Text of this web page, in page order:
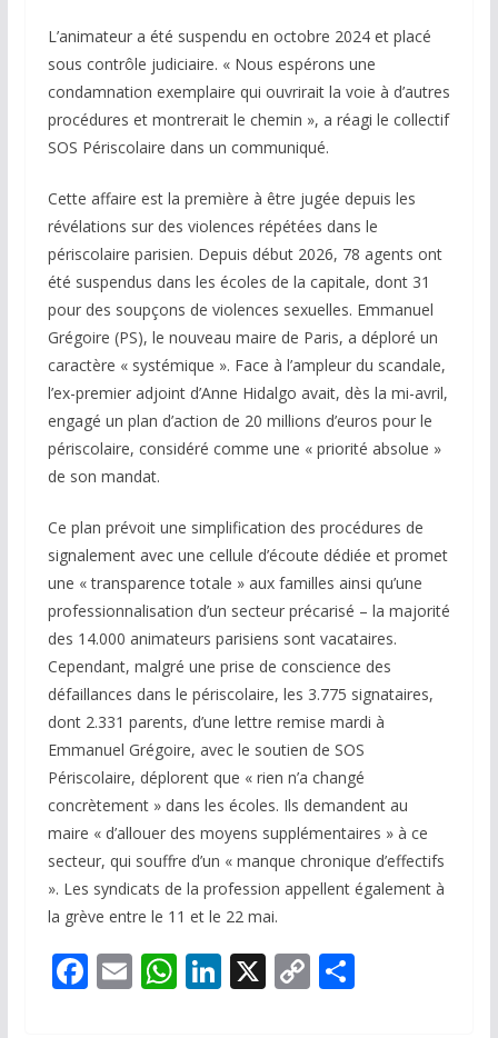
L’animateur a été suspendu en octobre 2024 et placé
sous contrôle judiciaire. « Nous espérons une
condamnation exemplaire qui ouvrirait la voie à d’autres
procédures et montrerait le chemin », a réagi le collectif
SOS Périscolaire dans un communiqué.
Cette affaire est la première à être jugée depuis les
révélations sur des violences répétées dans le
périscolaire parisien. Depuis début 2026, 78 agents ont
été suspendus dans les écoles de la capitale, dont 31
pour des soupçons de violences sexuelles. Emmanuel
Grégoire (PS), le nouveau maire de Paris, a déploré un
caractère « systémique ». Face à l’ampleur du scandale,
l’ex-premier adjoint d’Anne Hidalgo avait, dès la mi-avril,
engagé un plan d’action de 20 millions d’euros pour le
périscolaire, considéré comme une « priorité absolue »
de son mandat.
Ce plan prévoit une simplification des procédures de
signalement avec une cellule d’écoute dédiée et promet
une « transparence totale » aux familles ainsi qu’une
professionnalisation d’un secteur précarisé – la majorité
des 14.000 animateurs parisiens sont vacataires.
Cependant, malgré une prise de conscience des
défaillances dans le périscolaire, les 3.775 signataires,
dont 2.331 parents, d’une lettre remise mardi à
Emmanuel Grégoire, avec le soutien de SOS
Périscolaire, déplorent que « rien n’a changé
concrètement » dans les écoles. Ils demandent au
maire « d’allouer des moyens supplémentaires » à ce
secteur, qui souffre d’un « manque chronique d’effectifs
». Les syndicats de la profession appellent également à
la grève entre le 11 et le 22 mai.
F E W Li X C P